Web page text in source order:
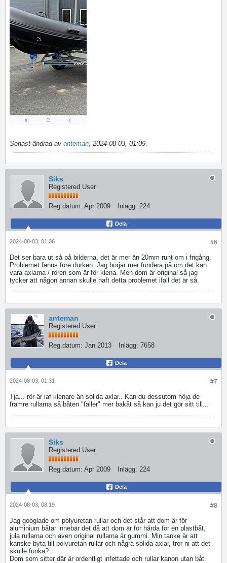
Senast ändrad av anteman; 2024-08-03, 01:09
Siks
Registered User
Reg.datum: Apr 2009 Inlägg: 224
Dela
#6
2024-08-03, 01:06
Det ser bara ut så på bilderna, det är mer än 20mm runt om i frigång.
Problemet fanns före durken. Jag börjar mer fundera på om det kan
vara axlarna / rören som är för klena. Men dom är original så jag
tycker att någon annan skulle haft detta problemet ifall det är så.
anteman
Registered User
Reg.datum: Jan 2013 Inlägg: 7658
Dela
#7
2024-08-03, 01:31
Tja... rör är iaf klenare än solida axlar.. Kan du dessutom höja de
främre rullarna så båten "faller" mer bakåt så kan ju det gör sitt till...
Siks
Registered User
Reg.datum: Apr 2009 Inlägg: 224
Dela
#8
2024-08-03, 08:19
Jag googlade om polyuretan rullar och det står att dom är för
aluminium båtar innebär det då att dom är för hårda för en plastbåt,
jula rullarna och även original rullarna är gummi. Min tanke är att
kanske byta till polyuretan rullar och några solida axlar, tror ni att det
skulle funka?
Dom som sitter där är ordentligt infettade och rullar kanon utan båt.